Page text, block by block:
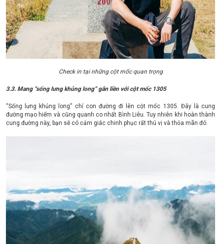
Check in tại những cột mốc quan trọng
3.3. Mang “sống lưng khủng long” gắn liền với cột mốc 1305
“Sống lưng khủng long” chỉ con đường đi lên cột mốc 1305. Đây là cung
đường mạo hiểm và cũng quanh co nhất Bình Liêu. Tuy nhiên khi hoàn thành
cung đường này, bạn sẽ có cảm giác chinh phục rất thú vị và thỏa mãn đó.